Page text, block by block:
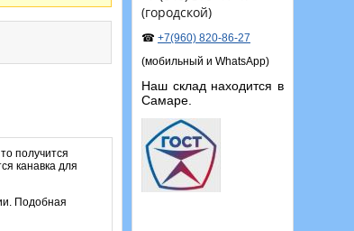
(городской)
☎ +7(960) 820-86-27
(мобильный и WhatsApp)
Наш склад находится в
Самаре.
получится
канавка для
Подобная